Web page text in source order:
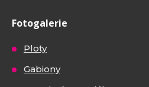
Fotogalerie
Ploty
Gabiony